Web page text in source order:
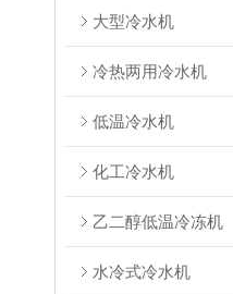
大型冷水机
冷热两用冷水机
低温冷水机
化工冷水机
乙二醇低温冷冻机
水冷式冷水机